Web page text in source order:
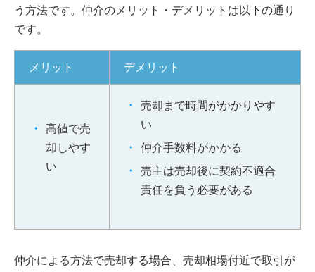
う方法です。仲介のメリット・デメリットは以下の通り
です。
メリット デメリット
高値で売
却しやす
い
売却まで時間がかかりやす
い
仲介手数料がかかる
売主は売却後に契約不適合
責任を負う必要がある
仲介による方法で売却する場合、売却相場付近で取引が